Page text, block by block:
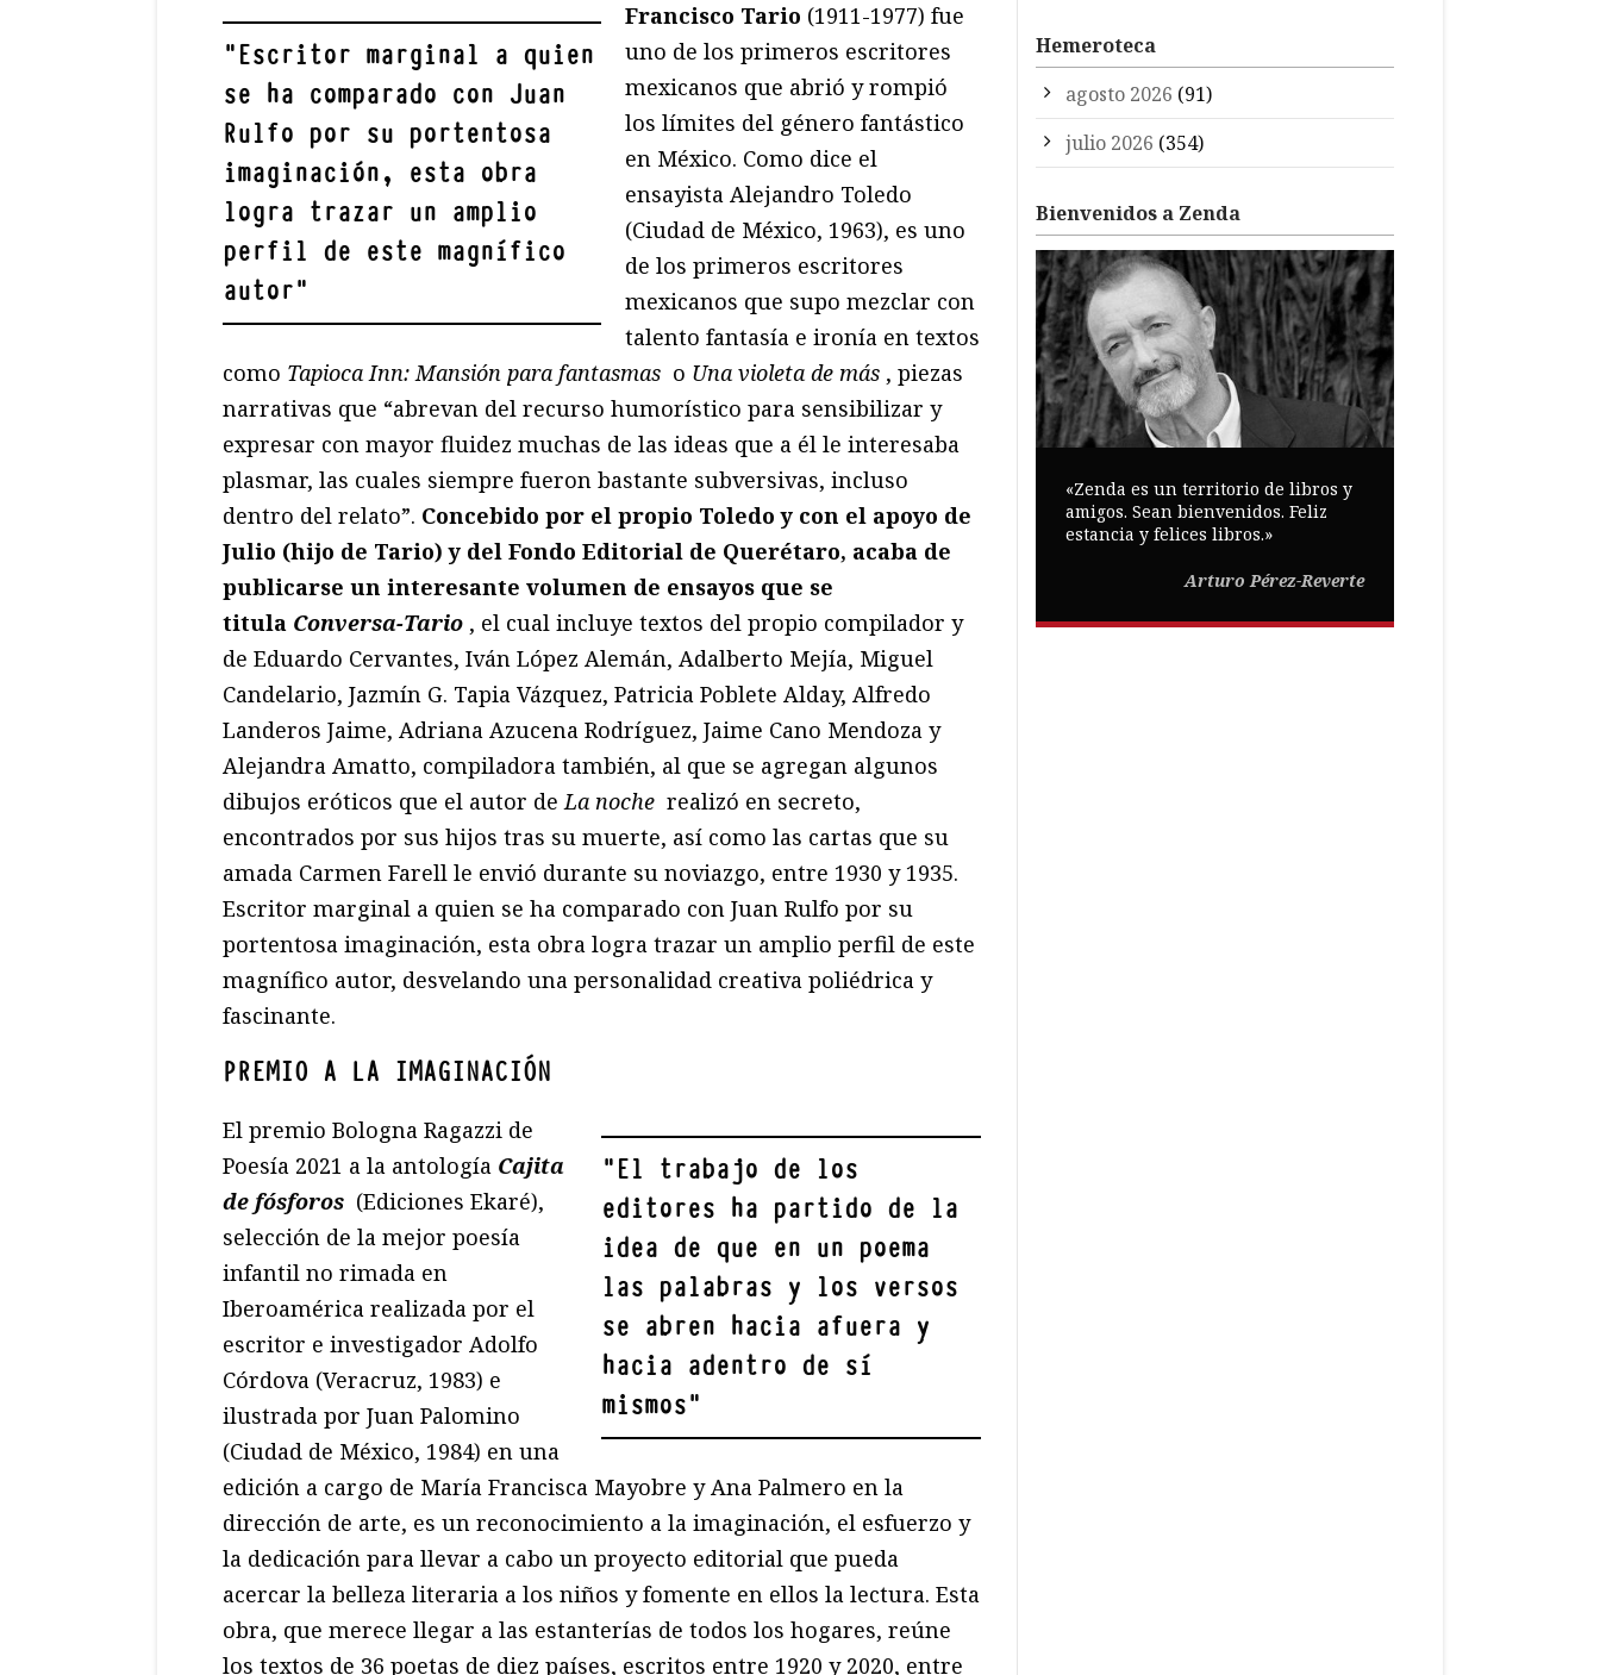
"Escritor marginal a quien
se ha comparado con Juan
Rulfo por su portentosa
imaginación, esta obra
logra trazar un amplio
perfil de este magnífico
autor"
Francisco Tario (1911-1977) fue
uno de los primeros escritores
mexicanos que abrió y rompió
los límites del género fantástico
en México. Como dice el
ensayista Alejandro Toledo
(Ciudad de México, 1963), es uno
de los primeros escritores
mexicanos que supo mezclar con
talento fantasía e ironía en textos
como Tapioca Inn: Mansión para fantasmas o Una violeta de más , piezas
narrativas que “abrevan del recurso humorístico para sensibilizar y
expresar con mayor fluidez muchas de las ideas que a él le interesaba
plasmar, las cuales siempre fueron bastante subversivas, incluso
dentro del relato”. Concebido por el propio Toledo y con el apoyo de
Julio (hijo de Tario) y del Fondo Editorial de Querétaro, acaba de
publicarse un interesante volumen de ensayos que se
titula Conversa-Tario , el cual incluye textos del propio compilador y
de Eduardo Cervantes, Iván López Alemán, Adalberto Mejía, Miguel
Candelario, Jazmín G. Tapia Vázquez, Patricia Poblete Alday, Alfredo
Landeros Jaime, Adriana Azucena Rodríguez, Jaime Cano Mendoza y
Alejandra Amatto, compiladora también, al que se agregan algunos
dibujos eróticos que el autor deLa noche realizó en secreto,
encontrados por sus hijos tras su muerte, así como las cartas que su
amada Carmen Farell le envió durante su noviazgo, entre 1930 y 1935.
Escritor marginal a quien se ha comparado con Juan Rulfo por su
portentosa imaginación, esta obra logra trazar un amplio perfil de este
magnífico autor, desvelando una personalidad creativa poliédrica y
fascinante.
PREMIO A LA IMAGINACIÓN
"El trabajo de los
editores ha partido de la
idea de que en un poema
las palabras y los versos
se abren hacia afuera y
hacia adentro de sí
mismos"
El premio Bologna Ragazzi de
Poesía 2021 a la antología Cajita
de fósforos (Ediciones Ekaré),
selección de la mejor poesía
infantil no rimada en
Iberoamérica realizada por el
escritor e investigador Adolfo
Córdova (Veracruz, 1983) e
ilustrada por Juan Palomino
(Ciudad de México, 1984) en una
edición a cargo de María Francisca Mayobre y Ana Palmero en la
dirección de arte, es un reconocimiento a la imaginación, el esfuerzo y
la dedicación para llevar a cabo un proyecto editorial que pueda
acercar la belleza literaria a los niños y fomente en ellos la lectura. Esta
obra, que merece llegar a las estanterías de todos los hogares, reúne
los textos de 36 poetas de diez países, escritos entre 1920 y 2020, entre
Hemeroteca
agosto 2026 (91)
julio 2026 (354)
Bienvenidos a Zenda
«Zenda es un territorio de libros y
amigos. Sean bienvenidos. Feliz
estancia y felices libros.»
Arturo Pérez-Reverte